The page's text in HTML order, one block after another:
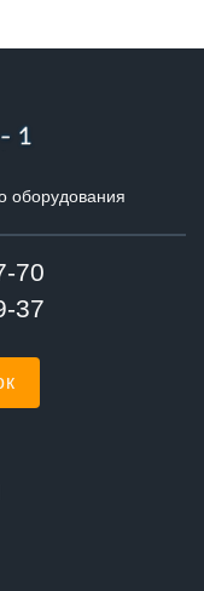
оборудования
70
37